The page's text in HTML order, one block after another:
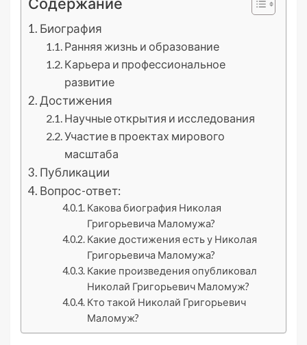
Биография
Ранняя жизнь и образование
Карьера и профессиональное
развитие
Достижения
Научные открытия и исследования
Участие в проектах мирового
масштаба
Публикации
Вопрос-ответ:
Какова биография Николая
Григорьевича Маломужа?
Какие достижения есть у Николая
Григорьевича Маломужа?
Какие произведения опубликовал
Николай Григорьевич Маломуж?
Кто такой Николай Григорьевич
Маломуж?